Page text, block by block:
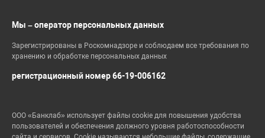
Мы – оператор персональных данных
Зарегистрированы в Роскомнадзоре и соблюдаем все требования по
хранению и обработке персональных данных
регистрационный номер 66-19-006162
ООО «Банклаб» использует файлы cookie для повышения удобства
пользователей и обеспечения должного уровня работоспособности